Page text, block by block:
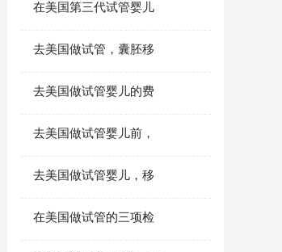
在美国第三代试管婴儿
去美国做试管，囊胚移
去美国做试管婴儿的费
去美国做试管婴儿前，
去美国做试管婴儿，移
在美国做试管的三项检